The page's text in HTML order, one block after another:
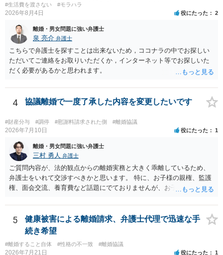
#生活費を渡さない
#モラハラ
2026年8月4日 役にたった 2
離婚・男女問題に強い弁護士
泉 亮介 弁護士
こちらで弁護士を探すことは出来ないため，ココナラの中でお探しい
ただいてご連絡をお取りいただくか，インターネット等でお探しいた
だく必要があるかと思われます。
4 協議離婚で一度了承した内容を変更したいです
#財産分与 #調停 #慰謝料請求された側 #離婚協議
2026年7月10日 役にたった 1
離婚・男女問題に強い弁護士
三村 勇人 弁護士
ご質問内容が、法的観点からの離婚実務と大きく乖離しているため、
弁護士をいれて交渉すべきかと思います。 特に、お子様の親権、監護
権、面会交流、養育費など話題にでておりませんが、お子様の権利を
れを決めなかったために生じる質問がこの法律相談でも多くあげられ
ます。 一生に一度あるかないかの離婚という法律問題ですので、お近
くの弁護士事務所にご相談されることをお勧めします。
5
健康被害による離婚請求、弁護士代理で迅速な手
続き希望
#離婚すること自体 #性格の不一致 #離婚協議
2026年7月21日 役にたった 1